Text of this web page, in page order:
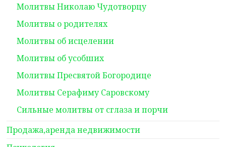
Молитвы Николаю Чудотворцу
Молитвы о родителях
Молитвы об исцелении
Молитвы об усобших
Молитвы Пресвятой Богородице
Молитвы Серафиму Саровскому
Сильные молитвы от сглаза и порчи
Продажа,аренда недвижимости